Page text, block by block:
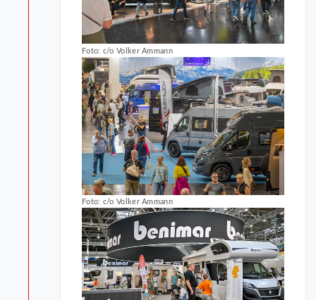
Foto: c/o Volker Ammann
Foto: c/o Volker Ammann